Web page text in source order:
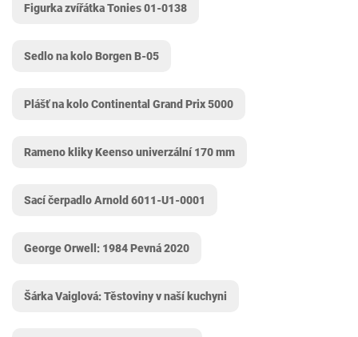
Figurka zvířátka Tonies ‎01-0138
Sedlo na kolo Borgen B-05
Plášť na kolo Continental Grand Prix 5000
Rameno kliky Keenso univerzální 170 mm
Sací čerpadlo Arnold 6011-U1-0001
George Orwell: 1984 Pevná 2020
Šárka Vaiglová: Těstoviny v naší kuchyni